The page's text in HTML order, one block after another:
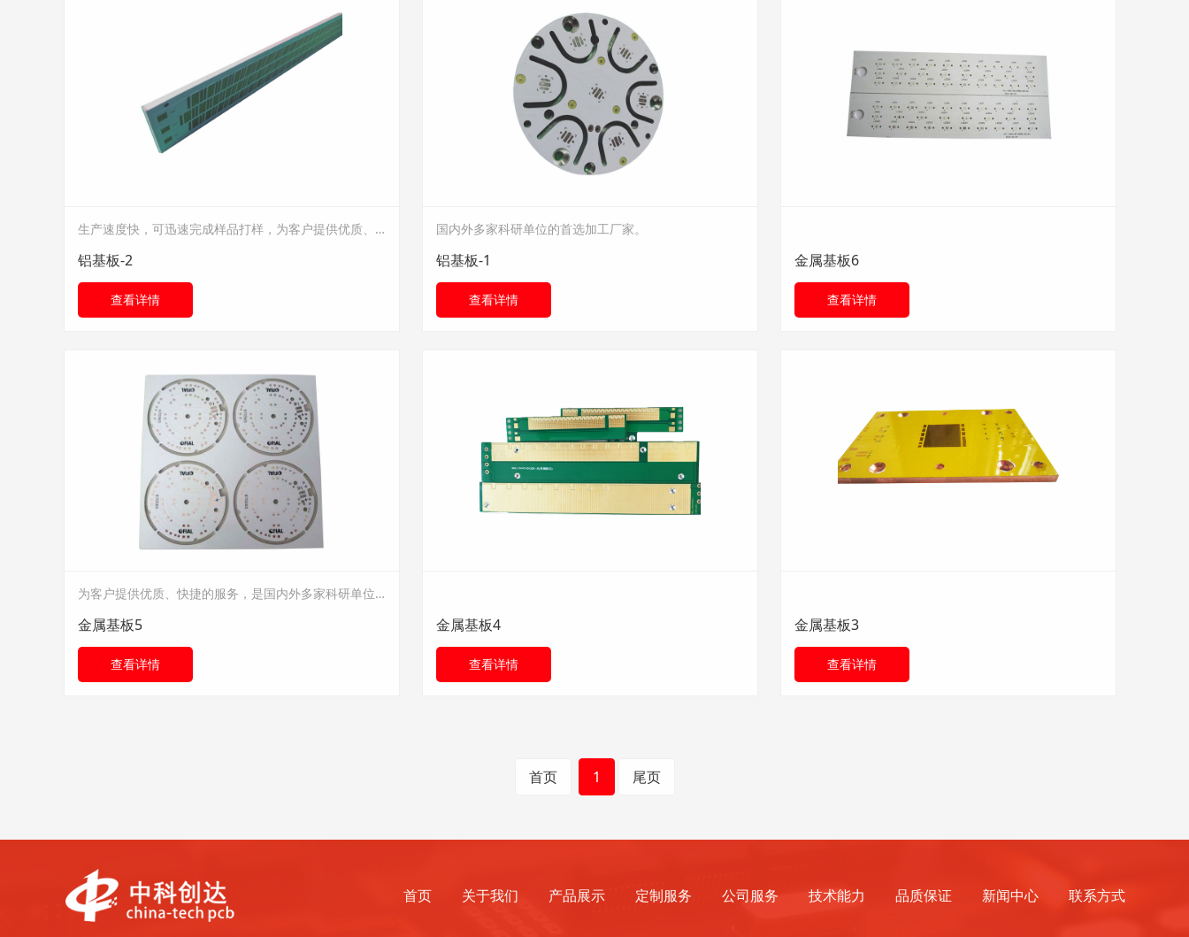
生产速度快，可迅速完成样品打样，为客户提供优质、快捷的服务
铝基板-2
查看详情
国内外多家科研单位的首选加工厂家。
铝基板-1
查看详情
金属基板6
查看详情
为客户提供优质、快捷的服务，是国内外多家科研单位的首选加工厂家。
金属基板5
查看详情
金属基板4
查看详情
金属基板3
查看详情
首页 1 尾页
首页 关于我们 产品展示 定制服务 公司服务 技术能力 品质保证 新闻中心 联系方式